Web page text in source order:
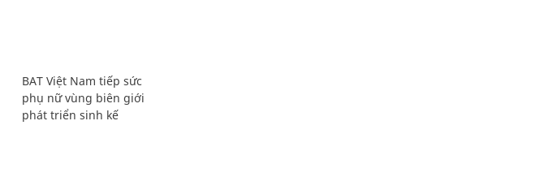
BAT Việt Nam tiếp sức
phụ nữ vùng biên giới
phát triển sinh kế